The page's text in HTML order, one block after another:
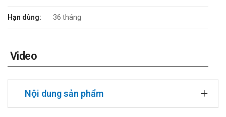
Hạn dùng: 36 tháng
Video
Nội dung sản phẩm